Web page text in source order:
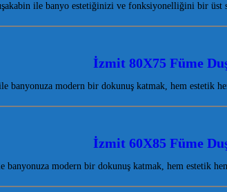
ile banyo estetiğinizi ve fonksiyonelliğini bir üst
İzmit 80X75 Füme
banyonuza modern bir dokunuş katmak, hem estetik
İzmit 60X85 Füme
modern bir dokunuş katmak, hem estetik